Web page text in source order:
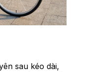
sau kéo dài,